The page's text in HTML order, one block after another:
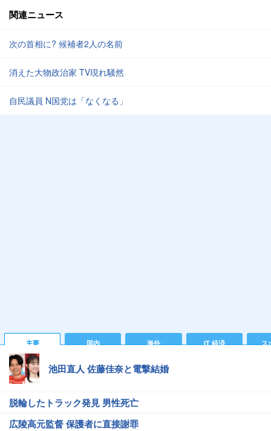
関連ニュース
次の首相に? 候補者2人の名前
消えた大物政治家 TV現れ騒然
自民議員 N国党は「なくなる」
主要 国内 海外 IT 経済 ス
池田直人 佐藤佳奈と電撃結婚
脱輪したトラック発見 男性死亡
広陵高元監督 保護者に直接謝罪